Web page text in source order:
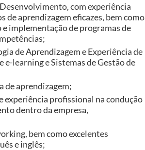
com experiência
de aprendizagem eficazes, bem como
implementação de programas de
de Aprendizagem e Experiência de
learning e Sistemas de Gestão de
de aprendizagem;
experiência profissional na condução
dentro da empresa,
bem como excelentes
e inglês;